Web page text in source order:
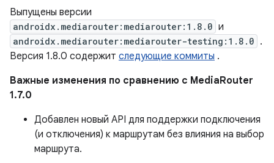
Выпущены версии
androidx.mediarouter:mediarouter:1.8.0 и
androidx.mediarouter:mediarouter-testing:1.8.0 .
Версия 1.8.0 содержит следующие коммиты .
Важные изменения по сравнению с MediaRouter
1.7.0
Добавлен новый API для поддержки подключения
(и отключения) к маршрутам без влияния на выбор
маршрута.